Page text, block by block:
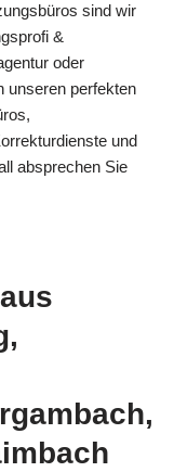
sind wir
&
oder
unseren perfekten
und
absprechen Sie